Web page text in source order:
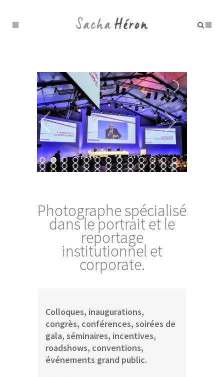
Photographe spécialisé
dans le portrait et le
reportage
institutionnel et
corporate.
Colloques, inaugurations,
congrès, conférences, soirées de
gala, séminaires, incentives,
roadshows, conventions,
événements grand public.